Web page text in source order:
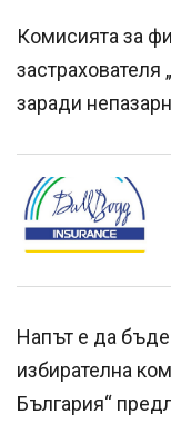
Комисията за
заради
Напът е да бъде
избирателна
България“